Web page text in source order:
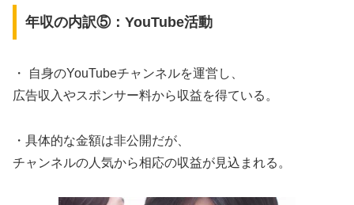
年収の内訳⑤：YouTube活動
・ 自身のYouTubeチャンネルを運営し、
広告収入やスポンサー料から収益を得ている。
・具体的な金額は非公開だが、
チャンネルの人気から相応の収益が見込まれる。